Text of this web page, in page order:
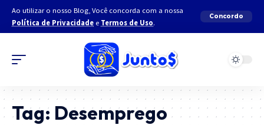
Ao utilizar o nosso Blog, Você concorda com a nossa
Política de Privacidade e Termos de Uso.
Concordo
Tag: Desemprego